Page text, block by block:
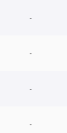
-
-
-
-